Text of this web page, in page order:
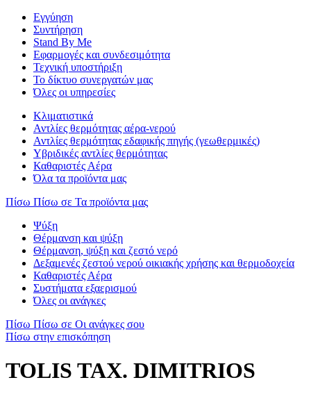
Εγγύηση
Συντήρηση
Stand By Me
Εφαρμογές και συνδεσιμότητα
Τεχνική υποστήριξη
Το δίκτυο συνεργατών μας
Όλες οι υπηρεσίες
Κλιματιστικά
Αντλίες θερμότητας αέρα-νερού
Αντλίες θερμότητας εδαφικής πηγής (γεωθερμικές)
Υβριδικές αντλίες θερμότητας
Καθαριστές Αέρα
Όλα τα προϊόντα μας
Πίσω Πίσω σε Τα προϊόντα μας
Ψύξη
Θέρμανση και ψύξη
Θέρμανση, ψύξη και ζεστό νερό
Δεξαμενές ζεστού νερού οικιακής χρήσης και θερμοδοχεία
Καθαριστές Αέρα
Συστήματα εξαερισμού
Όλες οι ανάγκες
Πίσω Πίσω σε Οι ανάγκες σου
Πίσω στην επισκόπηση
TOLIS TAX. DIMITRIOS